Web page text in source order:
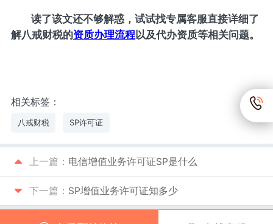
读了该文还不够解惑，试试找专属客服直接详细了
解八戒财税的资质办理流程以及代办资质等相关问题。
相关标签：
八戒财税 SP许可证
上一篇： 电信增值业务许可证SP是什么
下一篇： SP增值业务许可证知多少